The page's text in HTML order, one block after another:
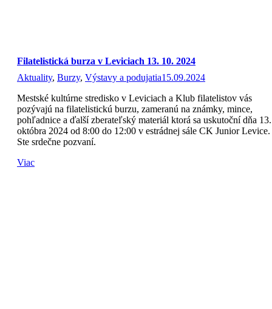
Filatelistická burza v Leviciach 13. 10. 2024
Aktuality, Burzy, Výstavy a podujatia15.09.2024
Mestské kultúrne stredisko v Leviciach a Klub filatelistov vás
pozývajú na filatelistickú burzu, zameranú na známky, mince,
pohľadnice a ďalší zberateľský materiál ktorá sa uskutoční dňa 13.
októbra 2024 od 8:00 do 12:00 v estrádnej sále CK Junior Levice.
Ste srdečne pozvaní.
Viac